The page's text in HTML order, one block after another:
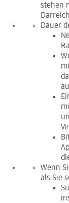
stehen
Dauer
Wenn
als Sie